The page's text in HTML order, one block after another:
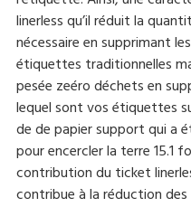
linerless qu’il réduit la
nécessaire en supprimant
étiquettes traditionnelles
pesée zeéro déchets en
lequel sont vos étiquettes
de de papier support qui a
pour encercler la terre 15.1
contribution du ticket
contribue à la réduction